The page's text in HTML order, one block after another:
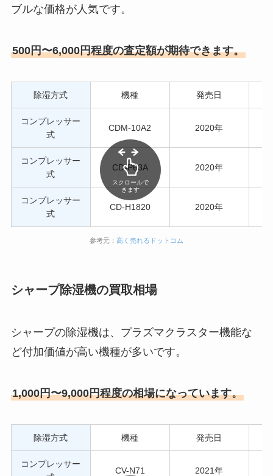
ブルな価格が人気です。
500円〜6,000円程度の査定額が期待できます。
除湿方式 機種 発売日
コンプレッサー
式
CDM-10A2 2020年
コンプレッサー
式
CD-P63A 2020年
コンプレッサー
式
CD-H1820 2020年
スクロールで
きます
参考元： 高く売れるドットコム
シャープ除湿機の買取相場
シャープの除湿機は、プラズマクラスター機能な
ど付加価値が高い機種が多いです。
1,000円〜9,000円程度の相場になっています。
除湿方式 機種 発売日
コンプレッサー
CV-N71 2021年